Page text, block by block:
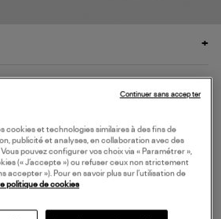
cookies et technologies similaires à des fins de
publicité et analyses, en collaboration avec des
pouvez configurer vos choix via « Paramétrer »,
(« J’accepte ») ou refuser ceux non strictement
accepter »). Pour en savoir plus sur l’utilisation de
politique de cookies
Continuer sans accepter